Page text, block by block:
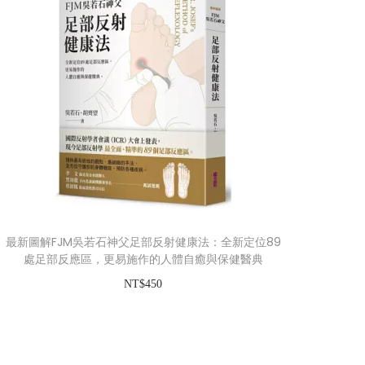
：
N
$
5
0
：
N
T
$
9
9
。
最新圖解FJM吳若石神父足部反射健康法：全新定位89
處足部反應區，更易施作的人體自癒與保健醫典
NT$450